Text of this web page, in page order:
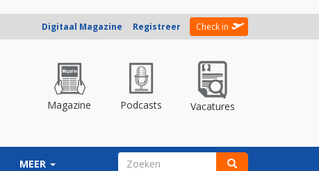
Digitaal Magazine Registreer Check in
Magazine Podcasts Vacatures
MEER ZOEKVELD